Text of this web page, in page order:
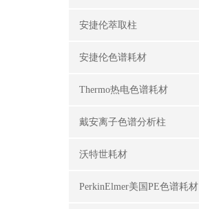
安捷伦萃取柱
安捷伦色谱耗材
Thermo热电色谱耗材
戴安离子色谱分析柱
沃特世耗材
PerkinElmer美国PE色谱耗材